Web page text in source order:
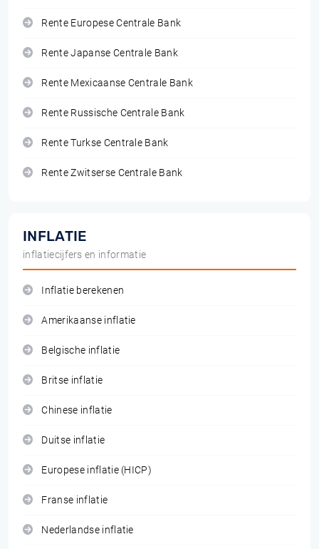
Rente Europese Centrale Bank
Rente Japanse Centrale Bank
Rente Mexicaanse Centrale Bank
Rente Russische Centrale Bank
Rente Turkse Centrale Bank
Rente Zwitserse Centrale Bank
INFLATIE
inflatiecijfers en informatie
Inflatie berekenen
Amerikaanse inflatie
Belgische inflatie
Britse inflatie
Chinese inflatie
Duitse inflatie
Europese inflatie (HICP)
Franse inflatie
Nederlandse inflatie